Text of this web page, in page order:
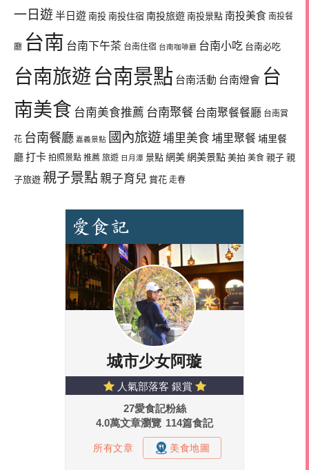
一日遊半日遊 南投 南投住宿 南投旅遊 南投景點 南投美食 南投餐
廳 台南 台南下午茶 台南住宿 台南咖啡廳 台南小吃 台南必吃
台南旅遊 台南景點 台南活動 台南燈會 台
南美食 台南美食推薦 台南聚餐 台南聚餐餐廳 台南賞
花 台南餐廳 嘉義景點 國內旅遊埔里美食 埔里聚餐埔里餐
廳打卡 拍照景點 推薦 旅遊 日月潭 景點 網美網美景點 美拍 美食 親子 親
子旅遊 親子景點親子育兒 賞花 走春